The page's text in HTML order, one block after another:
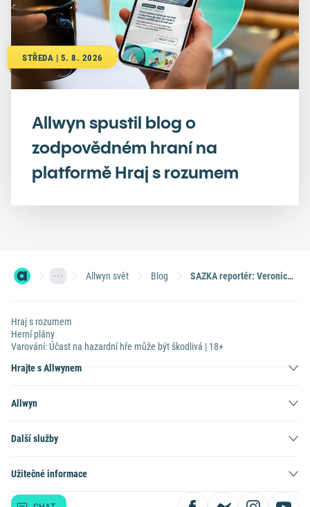
STŘEDA | 5. 8. 2026
Allwyn spustil blog o
zodpovědném hraní na
platformě Hraj s rozumem
Allwyn svět Blog SAZKA reportér: Veronice Havránkové nosí štěstí dobré skutky
Hraj s rozumem
Herní plány
Varování: Účast na hazardní hře může být škodlivá | 18+
Hrajte s Allwynem
Allwyn
Další služby
Užitečné informace